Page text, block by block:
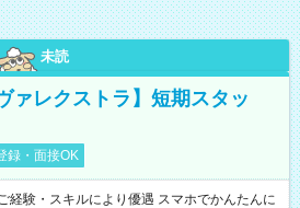
未読
ァレクストラ】短期スタッ
録・面接OK
験・スキルにより優遇 スマホでかんたんに